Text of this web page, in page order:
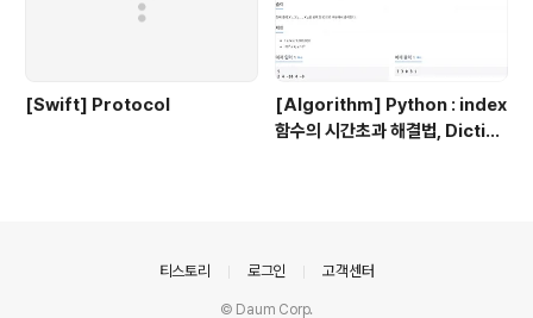
[Swift] Protocol
[Algorithm] Python : index
함수의 시간초과 해결법, Diction
티스토리 로그인 고객센터
© Daum Corp.